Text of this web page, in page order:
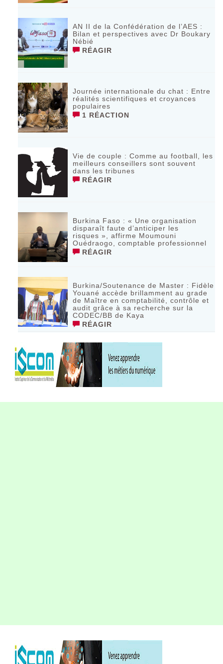
AN II de la Confédération de l’AES :
Bilan et perspectives avec Dr Boukary
Nébié
RÉAGIR
Journée internationale du chat : Entre
réalités scientifiques et croyances
populaires
1 RÉACTION
Vie de couple : Comme au football, les
meilleurs conseillers sont souvent
dans les tribunes
RÉAGIR
Burkina Faso : « Une organisation
disparaît faute d’anticiper les
risques », affirme Moumouni
Ouédraogo, comptable professionnel
RÉAGIR
Burkina/Soutenance de Master : Fidèle
Youané accède brillamment au grade
de Maître en comptabilité, contrôle et
audit grâce à sa recherche sur la
CODEC/BB de Kaya
RÉAGIR